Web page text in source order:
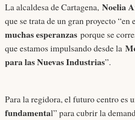
La alcaldesa de Cartagena, Noelia
que se trata de un gran proyecto “en
muchas esperanzas porque se
que estamos impulsando desde la
para las Nuevas Industrias”.
Para la regidora, el futuro centro es
fundamental” para cubrir la